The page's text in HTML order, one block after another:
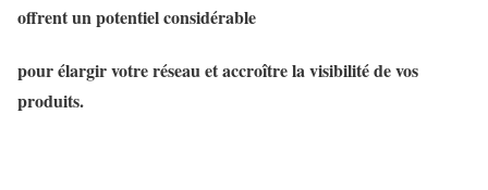
offrent un potentiel considérable
pour élargir votre réseau et accroître la visibilité de vos
produits.